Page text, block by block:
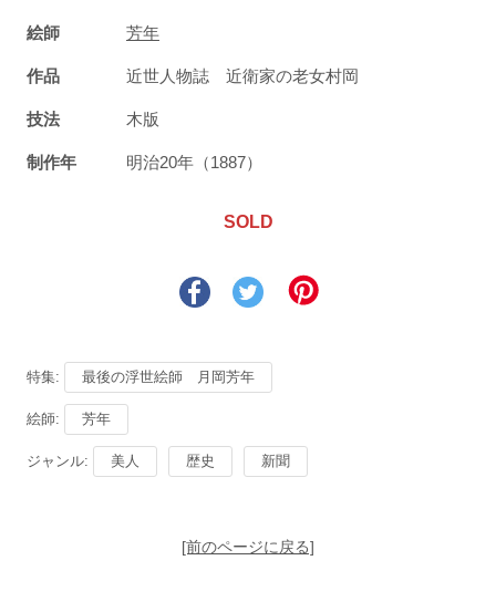
絵師 芳年
作品 近世人物誌 近衛家の老女村岡
技法 木版
制作年 明治20年（1887）
SOLD
特集: 最後の浮世絵師 月岡芳年
絵師: 芳年
ジャンル: 美人 歴史 新聞
[前のページに戻る]